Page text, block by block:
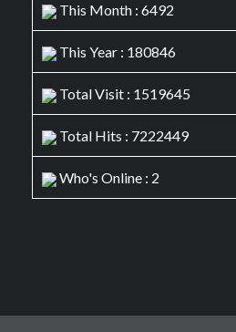
This Month : 6492
This Year : 180846
Total Visit : 1519645
Total Hits : 7222449
Who's Online : 2